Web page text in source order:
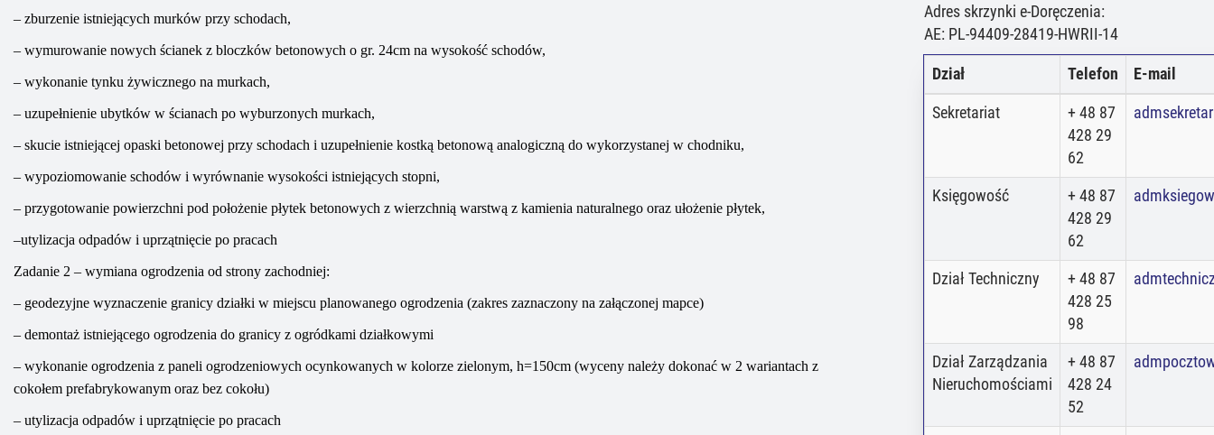
– zburzenie istniejących murków przy schodach,
– wymurowanie nowych ścianek z bloczków betonowych o gr. 24cm na wysokość schodów,
– wykonanie tynku żywicznego na murkach,
– uzupełnienie ubytków w ścianach po wyburzonych murkach,
– skucie istniejącej opaski betonowej przy schodach i uzupełnienie kostką betonową analogiczną do wykorzystanej w chodniku,
– wypoziomowanie schodów i wyrównanie wysokości istniejących stopni,
– przygotowanie powierzchni pod położenie płytek betonowych z wierzchnią warstwą z kamienia naturalnego oraz ułożenie płytek,
–utylizacja odpadów i uprzątnięcie po pracach
Zadanie 2 – wymiana ogrodzenia od strony zachodniej:
– geodezyjne wyznaczenie granicy działki w miejscu planowanego ogrodzenia (zakres zaznaczony na załączonej mapce)
– demontaż istniejącego ogrodzenia do granicy z ogródkami działkowymi
– wykonanie ogrodzenia z paneli ogrodzeniowych ocynkowanych w kolorze zielonym, h=150cm (wyceny należy dokonać w 2 wariantach z
cokołem prefabrykowanym oraz bez cokołu)
– utylizacja odpadów i uprzątnięcie po pracach
Adres skrzynki e-Doręczenia:
AE: PL-94409-28419-HWRII-14
Dział Telefon E-mail
Sekretariat
+ 48 87
428 29
62
Księgowość
+ 48 87
428 29
62
Dział Techniczny
+ 48 87
428 25
98
Dział Zarządzania
Nieruchomościami
+ 48 87
428 24
52